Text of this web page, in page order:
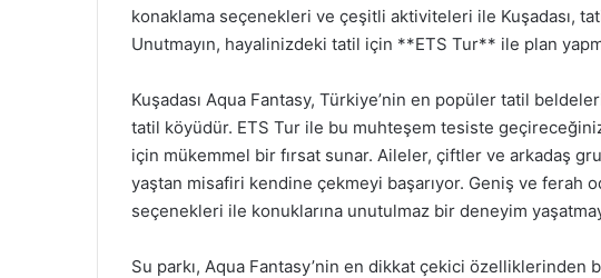
konaklama seçenekleri ve çeşitli aktiviteleri ile Kuşadası,
Unutmayın, hayalinizdeki tatil için **ETS Tur** ile plan
Kuşadası Aqua Fantasy, Türkiye’nin en popüler tatil
tatil köyüdür. ETS Tur ile bu muhteşem tesiste
için mükemmel bir fırsat sunar. Aileler, çiftler ve arkadaş
yaştan misafiri kendine çekmeyi başarıyor. Geniş ve ferah
seçenekleri ile konuklarına unutulmaz bir deneyim
Su parkı, Aqua Fantasy’nin en dikkat çekici özelliklerinden